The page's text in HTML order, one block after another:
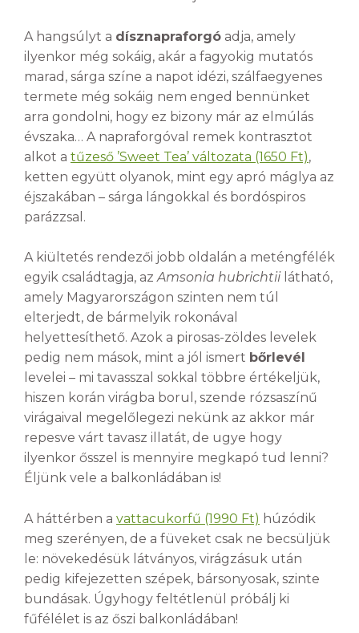
A hangsúlyt a dísznapraforgó adja, amely
ilyenkor még sokáig, akár a fagyokig mutatós
marad, sárga színe a napot idézi, szálfaegyenes
termete még sokáig nem enged bennünket
arra gondolni, hogy ez bizony már az elmúlás
évszaka… A napraforgóval remek kontrasztot
alkot a tűzeső ’Sweet Tea’ változata (1650 Ft),
ketten együtt olyanok, mint egy apró máglya az
éjszakában – sárga lángokkal és bordóspiros
parázzsal.
A kiültetés rendezői jobb oldalán a meténgfélék
egyik családtagja, azAmsonia hubrichtii látható,
amely Magyarországon szinten nem túl
elterjedt, de bármelyik rokonával
helyettesíthető. Azok a pirosas-zöldes levelek
pedig nem mások, mint a jól ismert bőrlevél
levelei – mi tavasszal sokkal többre értékeljük,
hiszen korán virágba borul, szende rózsaszínű
virágaival megelőlegezi nekünk az akkor már
repesve várt tavasz illatát, de ugye hogy
ilyenkor ősszel is mennyire megkapó tud lenni?
Éljünk vele a balkonládában is!
A háttérben a vattacukorfű (1990 Ft) húzódik
meg szerényen, de a füveket csak ne becsüljük
le: növekedésük látványos, virágzásuk után
pedig kifejezetten szépek, bársonyosak, szinte
bundásak. Úgyhogy feltétlenül próbálj ki
fűfélélet is az őszi balkonládában!